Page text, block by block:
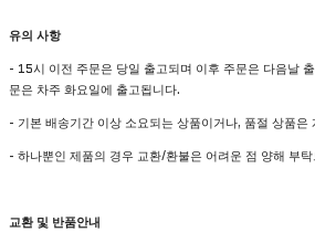
유의 사항
- 15시 이전 주문은 당일 출고되며 이후 주문은 다음날
문은 차주 화요일에 출고됩니다.
- 기본 배송기간 이상 소요되는 상품이거나, 품절 상품은
- 하나뿐인 제품의 경우 교환/환불은 어려운 점 양해 부
교환 및 반품안내